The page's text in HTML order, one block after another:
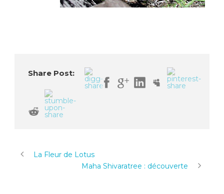
Share Post:
La Fleur de Lotus
Maha Shivaratree : découverte